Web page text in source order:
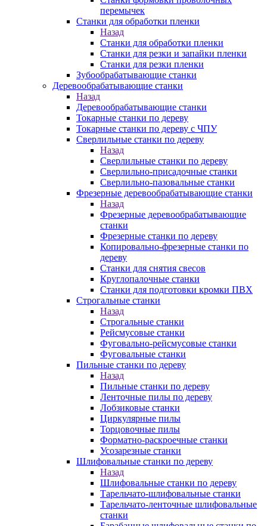
перемычек
Станки для обработки пленки
Назад
Станки для обработки пленки
Станки для резки и запайки пленки
Станки для резки пленки
Зубообрабатывающие станки
Деревообрабатывающие станки
Назад
Деревообрабатывающие станки
Токарные станки по дереву
Токарные станки по дереву с ЧПУ
Сверлильные станки по дереву
Назад
Сверлильные станки по дереву
Сверлильно-присадочные станки
Сверлильно-пазовальные станки
Фрезерные деревообрабатывающие станки
Назад
Фрезерные деревообрабатывающие
станки
Фрезерные станки по дереву
Копировально-фрезерные станки по
дереву
Станки для снятия свесов
Круглопалочные станки
Станки для подготовки кромки ПВХ
Строгальные станки
Назад
Строгальные станки
Рейсмусовые станки
Фуговально-рейсмусовые станки
Фуговальные станки
Пильные станки по дереву
Назад
Пильные станки по дереву
Ленточные пилы по дереву
Лобзиковые станки
Циркулярные пилы
Торцовочные пилы
Форматно-раскроечные станки
Усозарезные станки
Шлифовальные станки по дереву
Назад
Шлифовальные станки по дереву
Тарельчато-шлифовальные станки
Тарельчато-ленточные шлифовальные
станки